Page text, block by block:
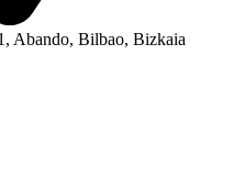
Abando, Bilbao, Bizkaia